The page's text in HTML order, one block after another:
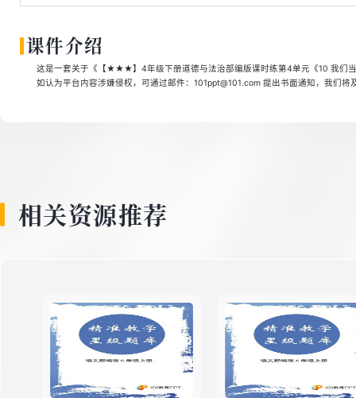
课件介绍
这是一套关于《【★★★】4年级下册道德与法治部编版课时练第4单元《10 我们
如认为平台内容涉嫌侵权，可通过邮件：101ppt@101.com 提出书面通知，我们将
相关资源推荐